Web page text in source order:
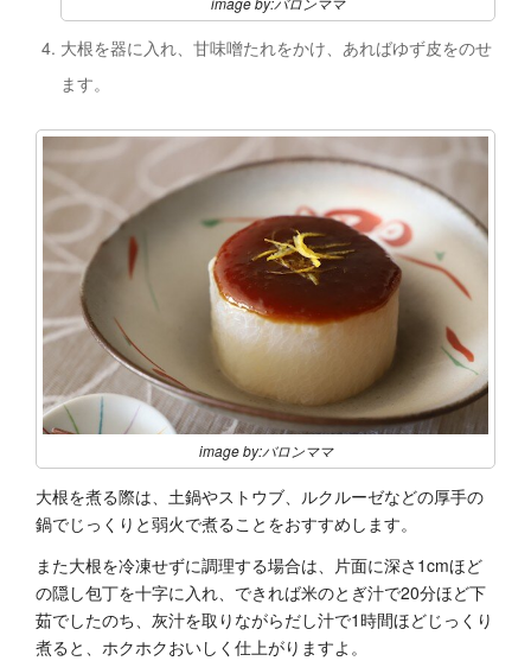
大根を器に入れ、甘味噌たれをかけ、あればゆず皮をのせ
ます。
image by:バロンママ
大根を煮る際は、土鍋やストウブ、ルクルーゼなどの厚手の
鍋でじっくりと弱火で煮ることをおすすめします。
また大根を冷凍せずに調理する場合は、片面に深さ1cmほど
の隠し包丁を十字に入れ、できれば米のとぎ汁で20分ほど下
茹でしたのち、灰汁を取りながらだし汁で1時間ほどじっくり
煮ると、ホクホクおいしく仕上がりますよ。